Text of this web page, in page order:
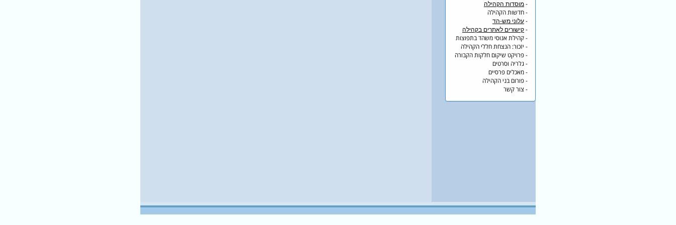
- מוסדות הקהילה
- חדשות הקהילה
- עלוני מש-הד
- קישורים לאתרים בקהילה
- קהילת אנוסי משהד בתפוצות
- יזכור: הנצחת חללי הקהילה
- פרויקט שיקום חלקות הקבורה
- גלריה וסרטים
- מאכלים פרסיים
- פורום בני הקהילה
- צור קשר